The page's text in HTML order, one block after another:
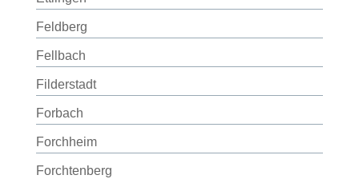
Feldberg
Fellbach
Filderstadt
Forbach
Forchheim
Forchtenberg